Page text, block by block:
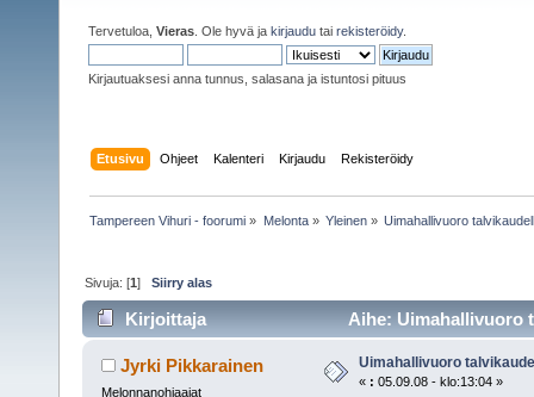
Tervetuloa, Vieras . Ole hyvä ja kirjaudu tai rekisteröidy.
Kirjautuaksesi anna tunnus, salasana ja istuntosi pituus
Etusivu Ohjeet Kalenteri Kirjaudu Rekisteröidy
Tampereen Vihuri - foorumi » Melonta» Yleinen» Uimahallivuoro
Sivuja: [1]Siirry alas
Kirjoittaja Aihe: Uimahallivuoro
Jyrki Pikkarainen
Melonnanohjaajat
Uimahallivuoro
« : 05.09.08 - klo:13:04 »